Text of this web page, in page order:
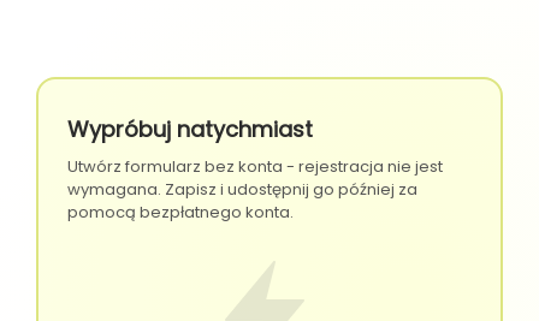
Wypróbuj natychmiast
Utwórz formularz bez konta - rejestracja nie jest
wymagana. Zapisz i udostępnij go później za
pomocą bezpłatnego konta.